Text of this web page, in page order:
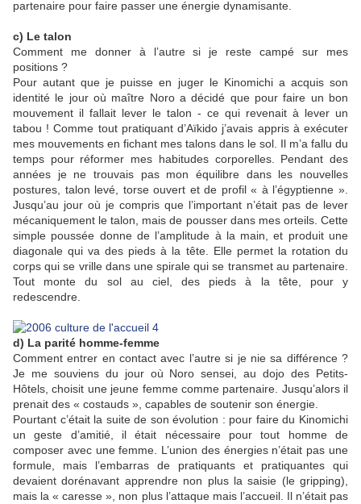
partenaire pour faire passer une énergie dynamisante.
c) Le talon
Comment me donner à l’autre si je reste campé sur mes
positions ?
Pour autant que je puisse en juger le Kinomichi a acquis son
identité le jour où maître Noro a décidé que pour faire un bon
mouvement il fallait lever le talon - ce qui revenait à lever un
tabou ! Comme tout pratiquant d’Aïkido j’avais appris à exécuter
mes mouvements en fichant mes talons dans le sol. Il m’a fallu du
temps pour réformer mes habitudes corporelles. Pendant des
années je ne trouvais pas mon équilibre dans les nouvelles
postures, talon levé, torse ouvert et de profil « à l’égyptienne ».
Jusqu’au jour où je compris que l’important n’était pas de lever
mécaniquement le talon, mais de pousser dans mes orteils. Cette
simple poussée donne de l’amplitude à la main, et produit une
diagonale qui va des pieds à la tête. Elle permet la rotation du
corps qui se vrille dans une spirale qui se transmet au partenaire.
Tout monte du sol au ciel, des pieds à la tête, pour y
redescendre.
d) La parité homme-femme
Comment entrer en contact avec l’autre si je nie sa différence ?
Je me souviens du jour où Noro sensei, au dojo des Petits-
Hôtels, choisit une jeune femme comme partenaire. Jusqu’alors il
prenait des « costauds », capables de soutenir son énergie.
Pourtant c’était la suite de son évolution : pour faire du Kinomichi
un geste d’amitié, il était nécessaire pour tout homme de
composer avec une femme. L’union des énergies n’était pas une
formule, mais l’embarras de pratiquants et pratiquantes qui
devaient dorénavant apprendre non plus la saisie (le gripping),
mais la « caresse », non plus l’attaque mais l’accueil. Il n’était pas